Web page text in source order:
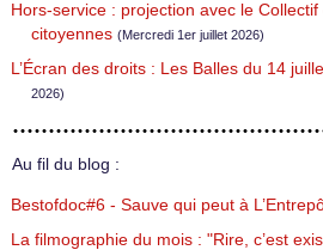
Hors-service : projection avec le
citoyennes (Mercredi 1er juillet 2026)
L’Écran des droits : Les Balles du 14
2026)
Au fil du blog :
Bestofdoc#6 - Sauve qui peut à
La filmographie du mois : "Rire, c’est